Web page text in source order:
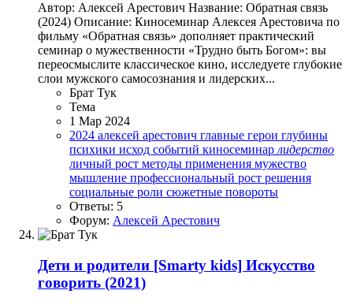
Автор: Алексей Арестович Название: Обратная связь
(2024) Описание: Киносеминар Алексея Арестовича по
фильму «Обратная связь» дополняет практический
семинар о мужественности «Трудно быть Богом»: вы
переосмыслите классическое кино, исследуете глубокие
слои мужского самосознания и лидерских...
Брат Тук
Тема
1 Мар 2024
2024 алексей арестович главные герои глубины
психики исход событий киносеминар лидерство
личный рост методы применения мужество
мышление профессиональный рост решения
социальные роли сюжетные повороты
Ответы: 5
Форум: Алексей Арестович
Дети и родители [Smarty kids] Искусство
говорить (2021)